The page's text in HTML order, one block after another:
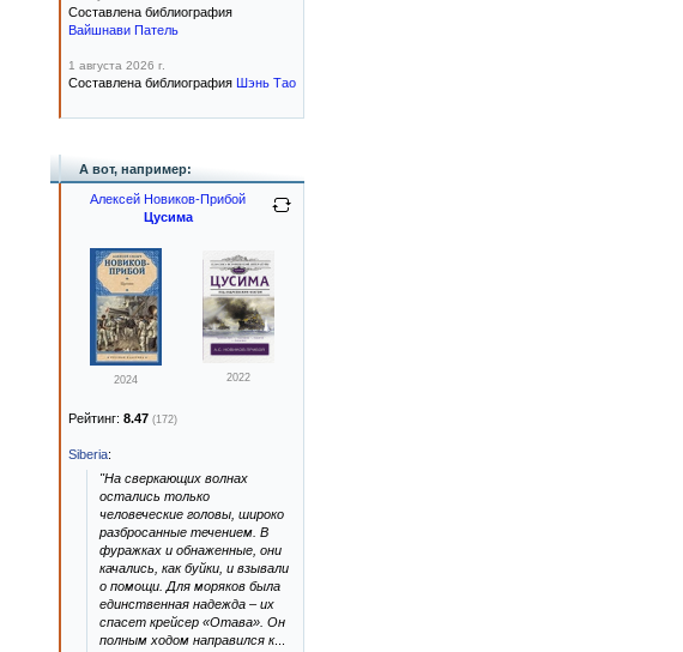
Составлена библиография
Вайшнави Патель
1 августа 2026 г.
Составлена библиография Шэнь Тао
А вот, например:
Алексей Новиков-Прибой
Цусима
2024 2022
Рейтинг: 8.47 (172)
Siberia:
"На сверкающих волнах
остались только
человеческие головы, широко
разбросанные течением. В
фуражках и обнаженные, они
качались, как буйки, и взывали
о помощи. Для моряков была
единственная надежда – их
спасет крейсер «Отава». Он
полным ходом направился к...